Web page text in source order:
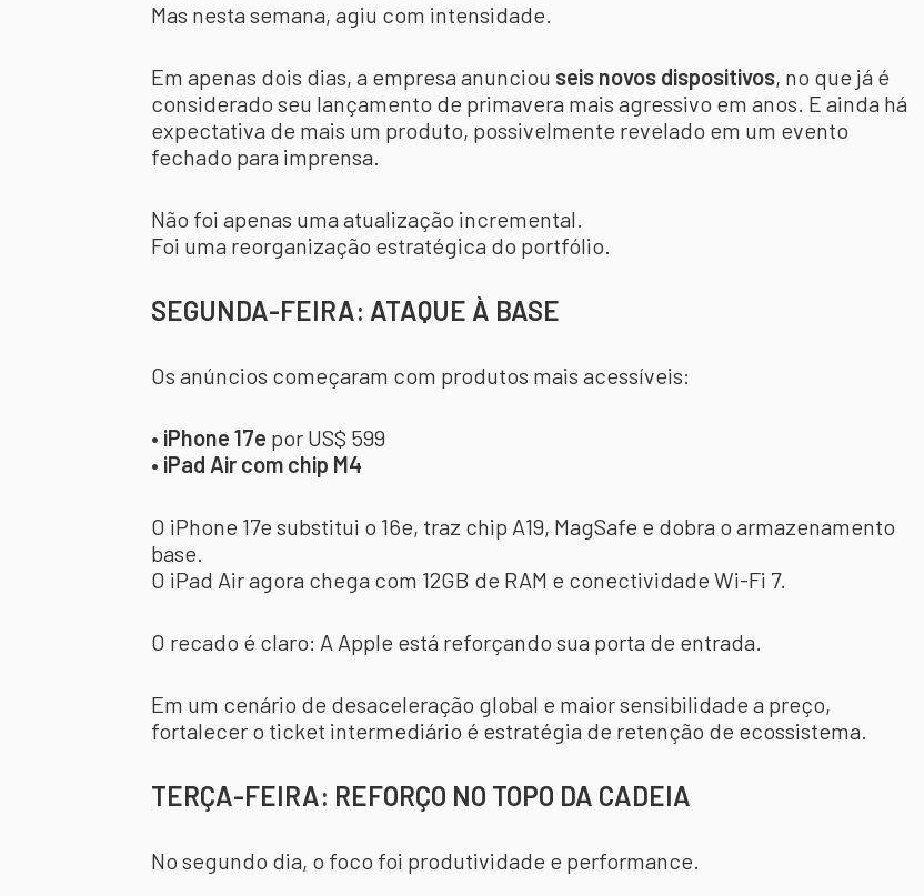
Mas nesta semana, agiu com intensidade.
Em apenas dois dias, a empresa anunciou seis novos dispositivos, no que já é
considerado seu lançamento de primavera mais agressivo em anos. E ainda há
expectativa de mais um produto, possivelmente revelado em um evento
fechado para imprensa.
Não foi apenas uma atualização incremental.
Foi uma reorganização estratégica do portfólio.
SEGUNDA-FEIRA: ATAQUE À BASE
Os anúncios começaram com produtos mais acessíveis:
• iPhone 17e por US$ 599
• iPad Air com chip M4
O iPhone 17e substitui o 16e, traz chip A19, MagSafe e dobra o armazenamento
base.
O iPad Air agora chega com 12GB de RAM e conectividade Wi-Fi 7.
O recado é claro: A Apple está reforçando sua porta de entrada.
Em um cenário de desaceleração global e maior sensibilidade a preço,
fortalecer o ticket intermediário é estratégia de retenção de ecossistema.
TERÇA-FEIRA: REFORÇO NO TOPO DA CADEIA
No segundo dia, o foco foi produtividade e performance.